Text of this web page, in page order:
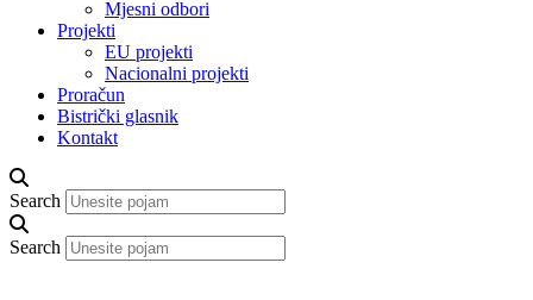
Mjesni odbori
Projekti
EU projekti
Nacionalni projekti
Proračun
Bistrički glasnik
Kontakt
Search
Search